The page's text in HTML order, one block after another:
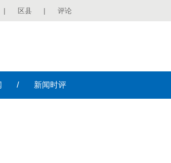
| 区县 | 评论
/ 新闻时评